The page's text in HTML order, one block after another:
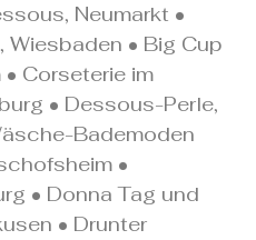
Neumarkt •
• Big Cup
Corseterie im
• Dessous-Perle,
Bademoden
•
• Donna Tag und
• Drunter